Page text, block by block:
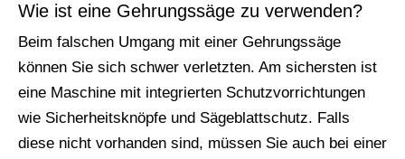
Wie ist eine Gehrungssäge zu verwenden?
Beim falschen Umgang mit einer Gehrungssäge
können Sie sich schwer verletzten. Am sichersten ist
eine Maschine mit integrierten Schutzvorrichtungen
wie Sicherheitsknöpfe und Sägeblattschutz. Falls
diese nicht vorhanden sind, müssen Sie auch bei einer